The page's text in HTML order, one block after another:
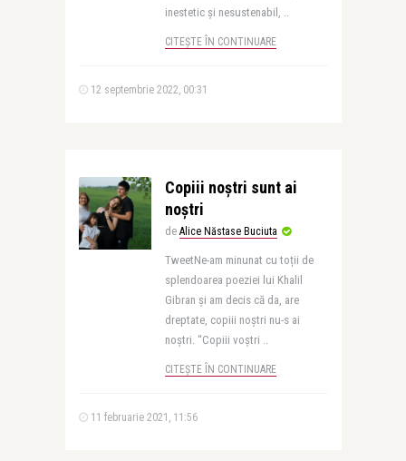
inestetic și nesustenabil, ..
CITEȘTE ÎN CONTINUARE
12 septembrie 2022, 00:31
Copiii noștri sunt ai
noștri
de Alice Năstase Buciuta
TweetNe-am minunat cu toții de
splendoarea poeziei lui Khalil
Gibran și am decis că da, are
dreptate, copiii noștri nu-s ai
noștri. “Copiii voştri ..
CITEȘTE ÎN CONTINUARE
11 februarie 2021, 11:56